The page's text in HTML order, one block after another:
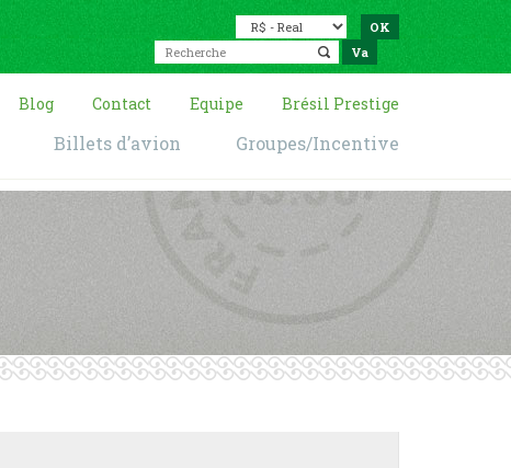
Blog Contact Equipe Brésil Prestige
Billets d’avion Groupes/Incentive